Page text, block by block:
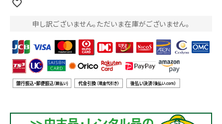
メールでのお問い合わせ
info@agriz.net
申し訳ございません。ただいま在庫がございません。